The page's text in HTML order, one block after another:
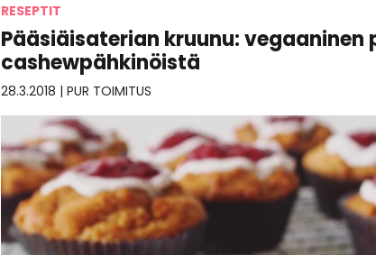
RESEPTIT
Pääsiäisaterian kruunu: vegaaninen
cashewpähkinöistä
28.3.2018 | PUR TOIMITUS